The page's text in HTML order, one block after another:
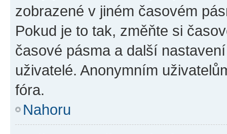
zobrazené v jiném časovém
Pokud je to tak, změňte si
časové pásma a další
uživatelé. Anonymním
fóra.
Nahoru